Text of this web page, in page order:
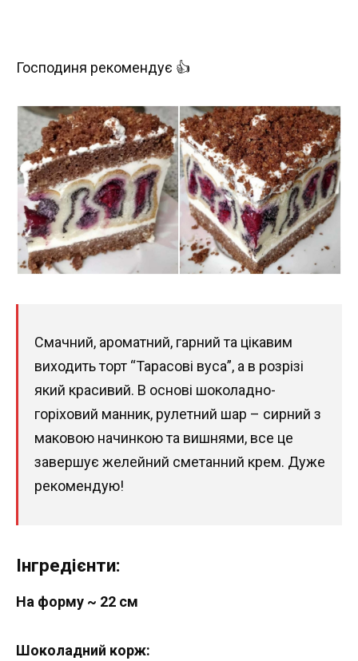
Господиня рекомендує 👍
Смачний, ароматний, гарний та цікавим
виходить торт “Тарасові вуса”, а в розрізі
який красивий. В основі шоколадно-
горіховий манник, рулетний шар – сирний з
маковою начинкою та вишнями, все це
завершує желейний сметанний крем. Дуже
рекомендую!
Інгредієнти:
На форму ~ 22 см
Шоколадний корж: